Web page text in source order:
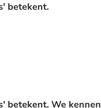
betekent.
betekent. We kennen